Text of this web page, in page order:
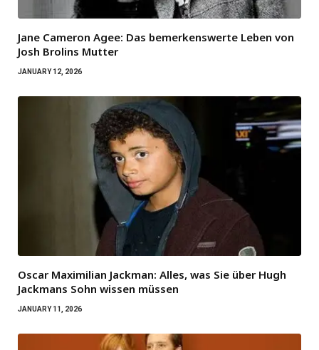
Jane Cameron Agee: Das bemerkenswerte Leben von
Josh Brolins Mutter
JANUARY 12, 2026
Oscar Maximilian Jackman: Alles, was Sie über Hugh
Jackmans Sohn wissen müssen
JANUARY 11, 2026